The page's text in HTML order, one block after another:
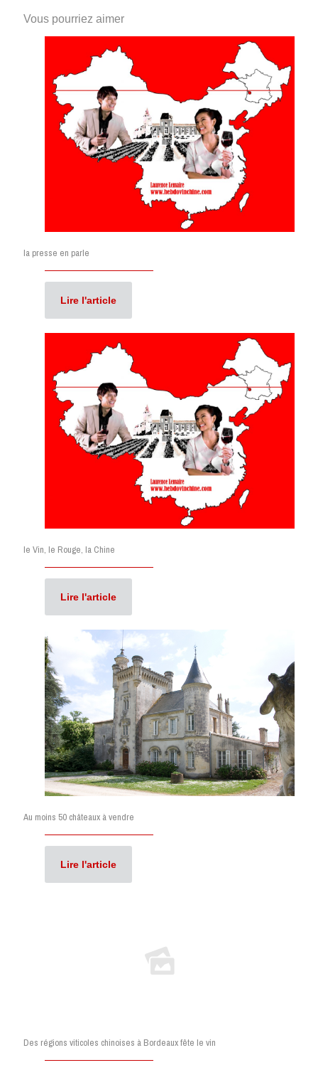
Vous pourriez aimer
la presse en parle
Lire l'article
le Vin, le Rouge, la Chine
Lire l'article
Au moins 50 châteaux à vendre
Lire l'article
Des régions viticoles chinoises à Bordeaux fête le vin